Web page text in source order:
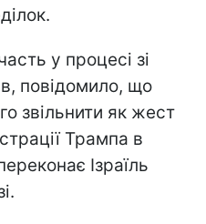
у процесі зі
повідомило, що
звільнити як жест
Трампа в
Ізраїль